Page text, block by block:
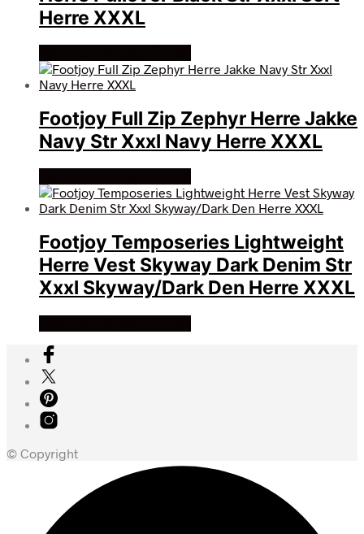
Herre XXXL
Footjoy Full Zip Zephyr Herre Jakke
Navy Str Xxxl Navy Herre XXXL
Footjoy Temposeries Lightweight
Herre Vest Skyway Dark Denim Str
Xxxl Skyway/Dark Den Herre XXXL
© Copyright